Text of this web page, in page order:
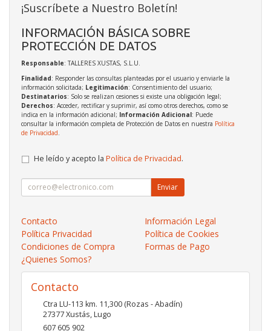
¡Suscríbete a Nuestro Boletín!
INFORMACIÓN BÁSICA SOBRE
PROTECCIÓN DE DATOS
Responsable: TALLERES XUSTAS, S.L.U.
Finalidad: Responder las consultas planteadas por el usuario y enviarle la
información solicitada; Legitimación: Consentimiento del usuario;
Destinatarios: Solo se realizan cesiones si existe una obligación legal;
Derechos: Acceder, rectificar y suprimir, así como otros derechos, como se
indica en la información adicional; Información Adicional: Puede
consultar la información completa de Protección de Datos en nuestra Política
de Privacidad
He leído y acepto la Política de Privacidad.
Enviar
Contacto
Información Legal
Política Privacidad
Política de Cookies
Condiciones de Compra
Formas de Pago
¿Quienes Somos?
Contacto
Ctra LU-113 km. 11,300 (Rozas - Abadín)
27377Xustás,Lugo
607 605 902